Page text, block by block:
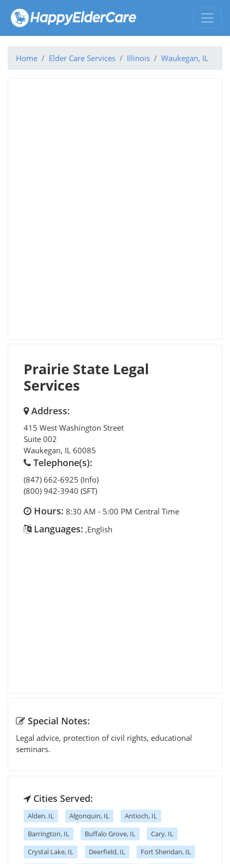
Home Elder Care Services Illinois Waukegan, IL
Prairie State Legal
Services
Address:
415 West Washington Street
Suite 002
Waukegan, IL 60085
Telephone(s):
(847) 662-6925 (Info)
(800) 942-3940 (SFT)
Hours: 8:30 AM - 5:00 PM Central Time
Languages: ,English
Special Notes:
Legal advice, protection of civil rights, educational
seminars.
Cities Served:
Alden, IL Algonquin, IL
Antioch, IL
Barrington, IL
Buffalo Grove, IL
Cary, IL
Crystal Lake, IL
Deerfield, IL
Fort Sheridan, IL